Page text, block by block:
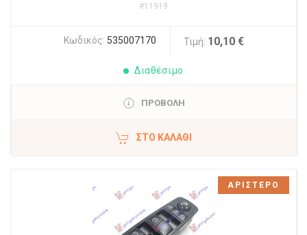
#11919
Κωδικός: 535007170 Τιμή: 10,10 €
Διαθέσιμο
ΠΡΟΒΟΛΗ
ΣΤΟ ΚΑΛΆΘΙ
ΑΡΙΣΤΕΡΟ